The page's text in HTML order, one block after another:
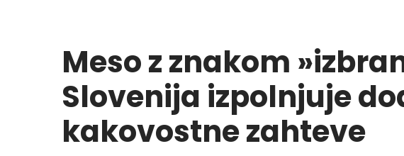
Meso z znakom
Slovenija izpolnjuje
kakovostne zahteve